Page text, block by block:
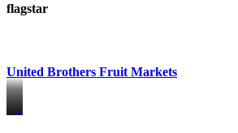
flagstar
United Brothers Fruit Markets
https://www.unitedbrothersfruitmarkets.com/
https://www.unitedbrothersfruitmarkets.com/